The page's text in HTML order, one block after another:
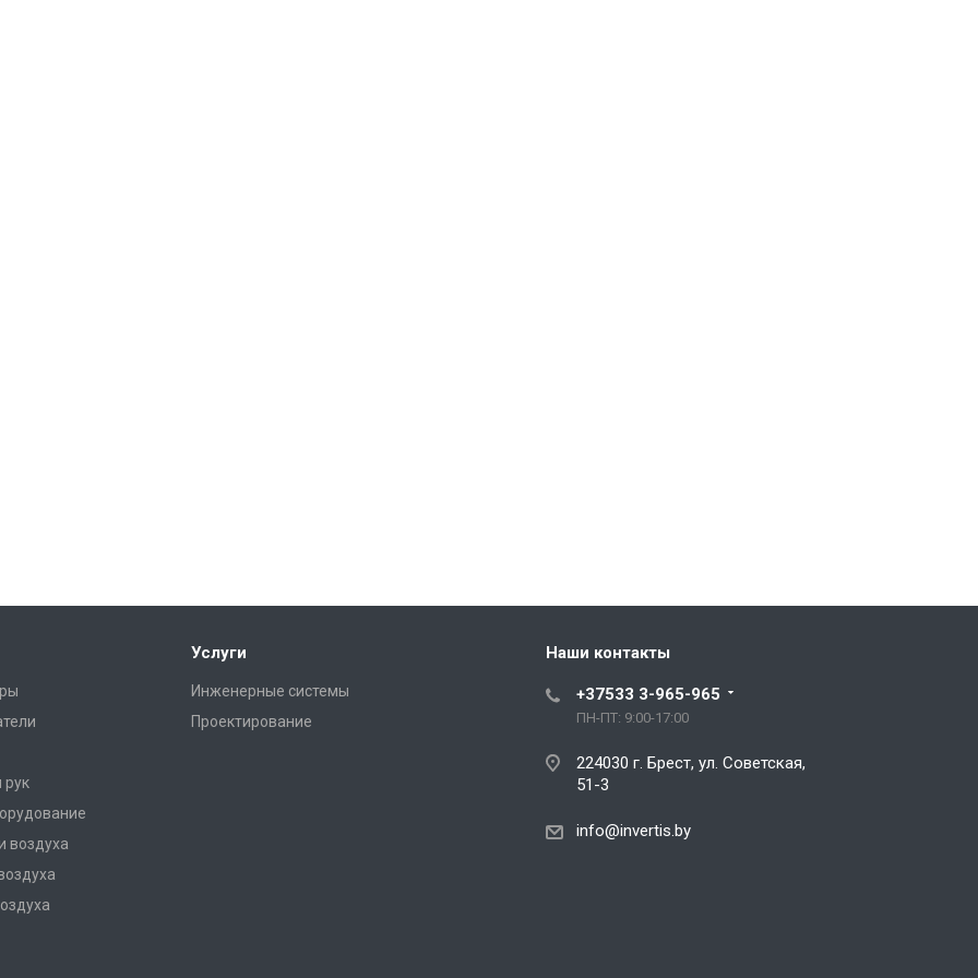
рук
воздуха
Услуги
Инженерные системы
Проектирование
Наши контакты
+37533 3-965-965
ПН-ПТ: 9:00-17:00
224030 г. Брест, ул. Советская,
51-3
info@invertis.by